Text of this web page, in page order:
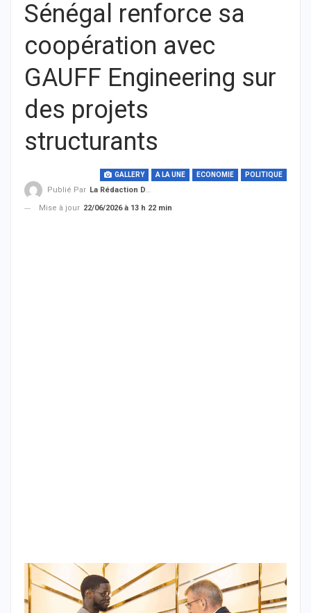
Sénégal renforce sa
coopération avec
GAUFF Engineering sur
des projets
structurants
GALLERY A LA UNE ECONOMIE POLITIQUE
Publié Par La Rédaction De THIEYSENEGAL.com
Mise à jour 22/06/2026 à 13 h 22 min